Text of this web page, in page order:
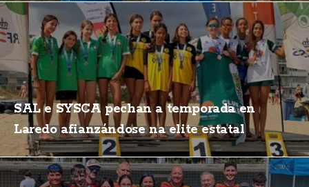
SAL e SYSCA pechan a temporada en
Laredo afianzándose na elite estatal